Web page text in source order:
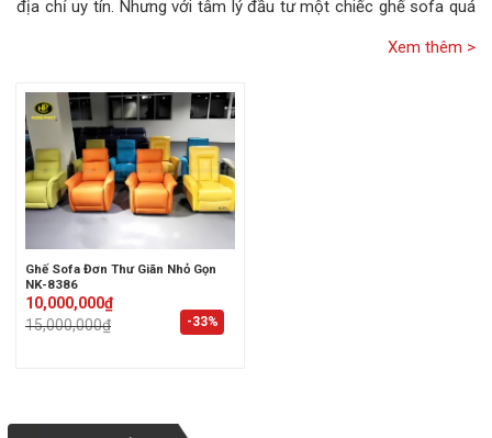
địa chỉ uy tín. Nhưng với tâm lý đầu tư một chiếc ghế sofa quá
Hiểu được tâm lý chung của khách hàng, Hưng Phát Sài Gòn đã
có mặt để giúp bạn giải đáp tất tần tật về dòng
dưới 1 triệutrước khi quyết định có xuống tay chi tiền không
nhé.
-33%
Ghế Sofa Đơn Thư Giãn Nhỏ Gọn
NK-8386
15,000,000₫
Original
price
was:
10,000,000₫
Current
price
is: